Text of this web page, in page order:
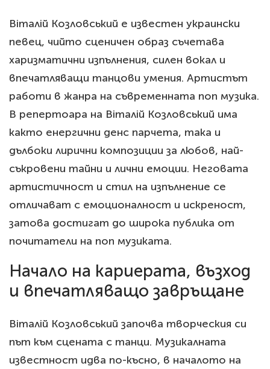
Віталій Козловський е известен украински
певец, чийто сценичен образ съчетава
харизматични изпълнения, силен вокал и
впечатляващи танцови умения. Артистът
работи в жанра на съвременната поп музика.
В репертоара на Віталій Козловський има
както енергични денс парчета, така и
дълбоки лирични композиции за любов, най-
съкровени тайни и лични емоции. Неговата
артистичност и стил на изпълнение се
отличават с емоционалност и искреност,
затова достигат до широка публика от
почитатели на поп музиката.
Начало на кариерата, възход
и впечатляващо завръщане
Віталій Козловський започва творческия си
път към сцената с танци. Музикалната
известност идва по-късно, в началото на